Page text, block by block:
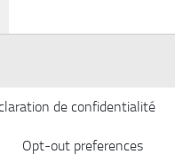
de confidentialité
Opt-out preferences